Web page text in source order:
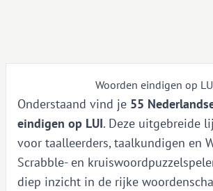
Woorden eindigen op
Onderstaand vind je 55
eindigen op LUI. Deze uitgebreide
voor taalleerders, taalkundigen en
Scrabble- en
diep inzicht in de rijke